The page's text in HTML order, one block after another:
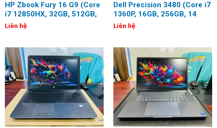
HP Zbook Fury 16 G9 (Core
i7 12850HX, 32GB, 512GB,
RTX A1000, 16 inch, Full
Liên hệ
Dell Precision 3480 (Core i7
1360P, 16GB, 256GB, 14
inch, Full HD)
Liên hệ